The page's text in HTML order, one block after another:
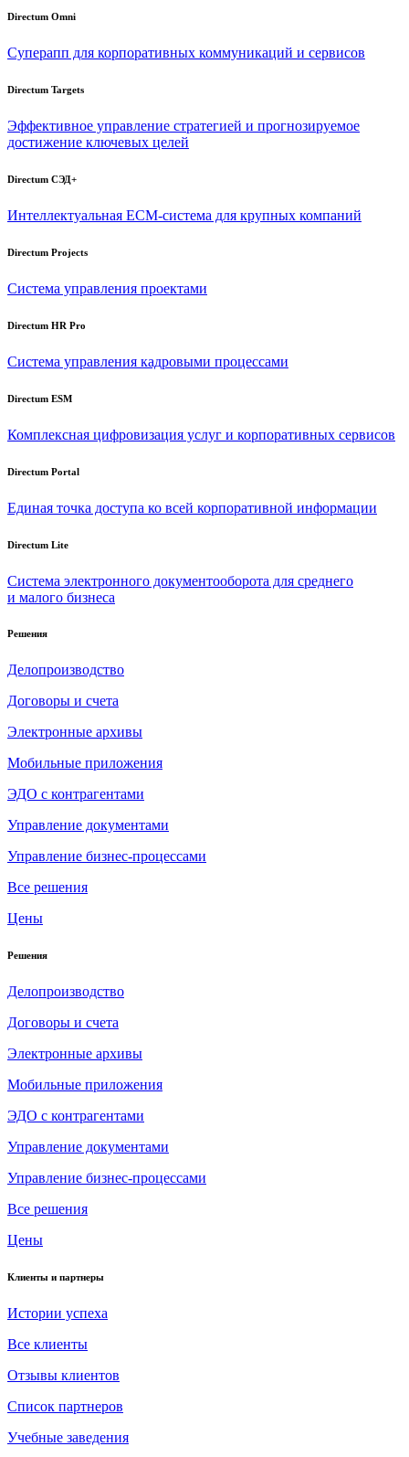
Directum Omni
Суперапп для корпоративных коммуникаций и сервисов
Directum Targets
Эффективное управление стратегией и прогнозируемое
достижение ключевых целей
Directum СЭД+
Интеллектуальная ECM-система для крупных компаний
Directum Projects
Система управления проектами
Directum HR Pro
Система управления кадровыми процессами
Directum ESM
Комплексная цифровизация услуг и корпоративных сервисов
Directum Portal
Единая точка доступа ко всей корпоративной информации
Directum Lite
Система электронного документооборота для среднего
и малого бизнеса
Решения
Делопроизводство
Договоры и счета
Электронные архивы
Мобильные приложения
ЭДО с контрагентами
Управление документами
Управление бизнес-процессами
Все решения
Цены
Решения
Делопроизводство
Договоры и счета
Электронные архивы
Мобильные приложения
ЭДО с контрагентами
Управление документами
Управление бизнес-процессами
Все решения
Цены
Клиенты и партнеры
Истории успеха
Все клиенты
Отзывы клиентов
Список партнеров
Учебные заведения